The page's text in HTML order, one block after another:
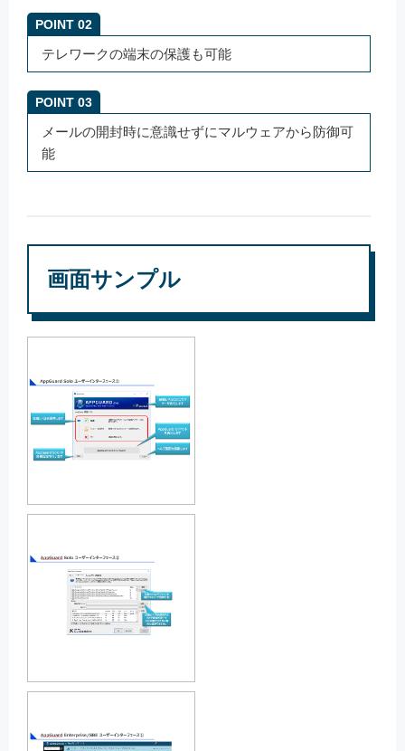
POINT 02
テレワークの端末の保護も可能
POINT 03
メールの開封時に意識せずにマルウェアから防御可
能
画面サンプル